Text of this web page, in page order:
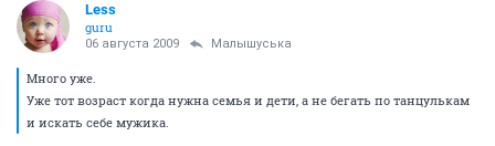
Less
guru
06 августа 2009 Малышуська
Много уже.
Уже тот возраст когда нужна семья и дети, а не бегать по танцулькам
и искать себе мужика.